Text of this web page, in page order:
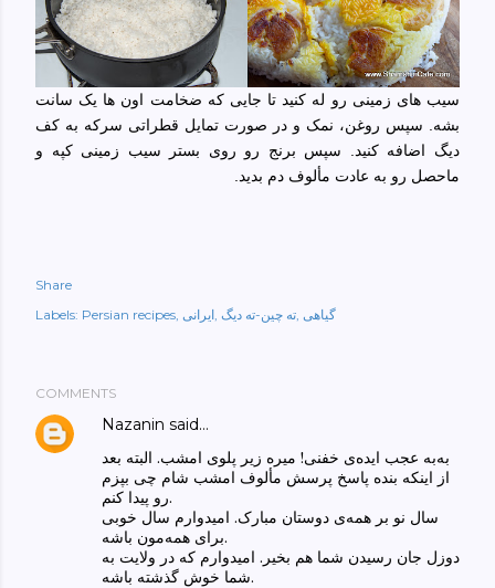
سیب های زمینی رو له کنید تا جایی که ضخامت اون ها یک سانت
بشه. سپس روغن، نمک و در صورت تمایل قطراتی سرکه به کف
دیگ اضافه کنید. سپس برنج رو روی بستر سیب زمینی کپه و
ماحصل رو به عادت مألوف دم بدید.
Share
Labels: Persian recipes ایرانی ته چین-ته دیگ گیاهی
COMMENTS
Nazanin said…
به‌به عجب ایده‌ی خفنی! میره زیر پلوی امشب. البته بعد
از اینکه بنده پاسخ پرسش مألوف امشب شام چی بپزم
رو پیدا کنم.
سال نو بر همه‌ی دوستان مبارک. امیدوارم سال خوبی
برای همه‌مون باشه.
دوزل جان رسیدن شما هم بخیر. امیدوارم که در ولایت به
شما خوش گذشته باشه.